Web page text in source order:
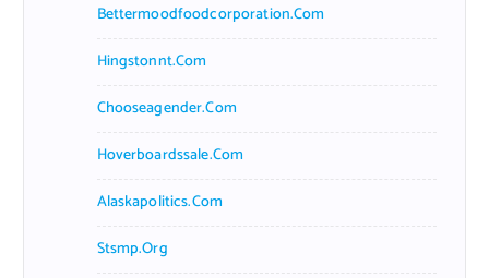
Bettermoodfoodcorporation.com
Hingstonnt.com
Chooseagender.com
Hoverboardssale.com
Alaskapolitics.com
Stsmp.org